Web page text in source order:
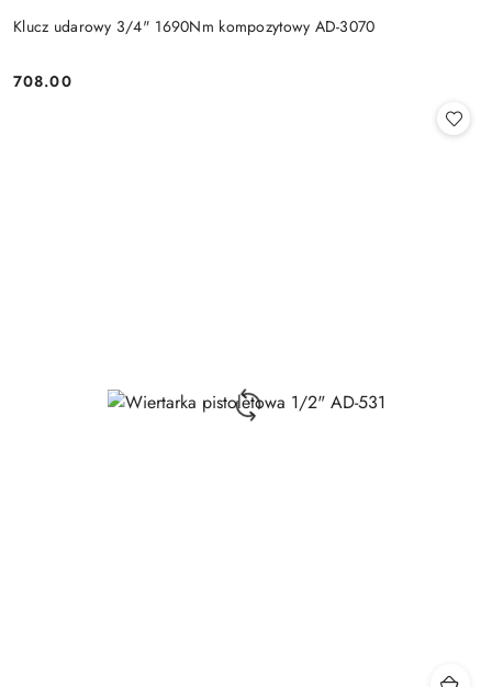
Klucz udarowy 3/4" 1690Nm kompozytowy AD-3070
Cena:
708.00